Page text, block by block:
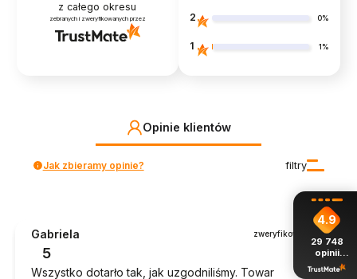
z całego okresu
zebranych i zweryfikowanych przez 2 0%
1 1%
Opinie klientów
filtry
Jak zbieramy opinie?
Gabriela zweryfikowano
5
Wszystko dotarło tak, jak uzgodniliśmy. Towar
4.9
29 748
opinii
z całego
okresu